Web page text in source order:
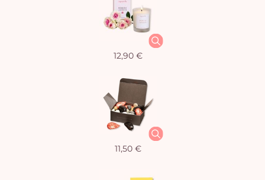
12,90 €
11,50 €